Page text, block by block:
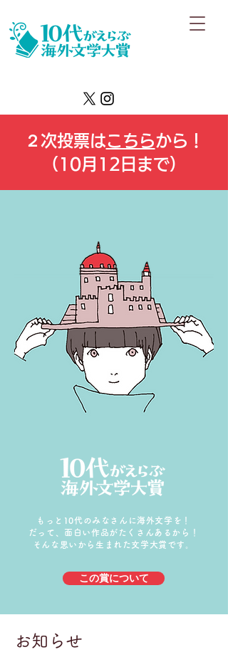
２次投票はこちらから！
（10月12日まで）
もっと10代のみなさんに海外文学を！
だって、面白い作品がたくさんあるから！
​そんな思いから生まれた文学大賞です。
この賞について
お知らせ